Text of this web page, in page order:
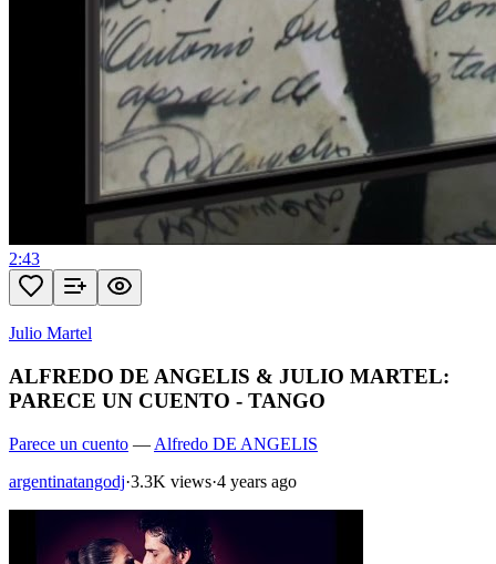
2:43
Julio Martel
ALFREDO DE ANGELIS & JULIO MARTEL:
PARECE UN CUENTO - TANGO
Parece un cuento — Alfredo DE ANGELIS
argentinatangodj·3.3K views·4 years ago